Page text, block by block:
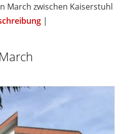
March zwischen Kaiserstuhl
|